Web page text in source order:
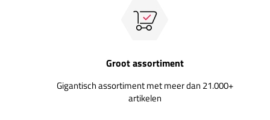
Groot assortiment
Gigantisch assortiment met meer dan 21.000+
artikelen